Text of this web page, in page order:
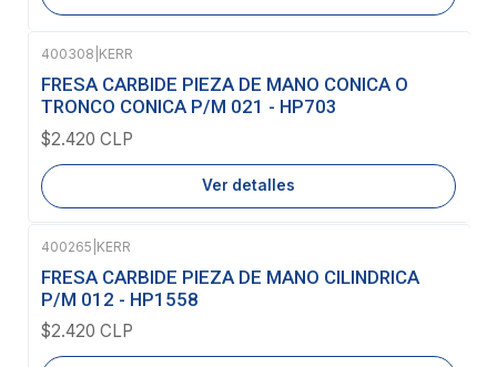
Agotado
400308 KERR
FRESA CARBIDE PIEZA DE MANO CONICA O
TRONCO CONICA P/M 021 - HP703
$2.420 CLP
Ver detalles
Agotado
400265 KERR
FRESA CARBIDE PIEZA DE MANO CILINDRICA
P/M 012 - HP1558
$2.420 CLP